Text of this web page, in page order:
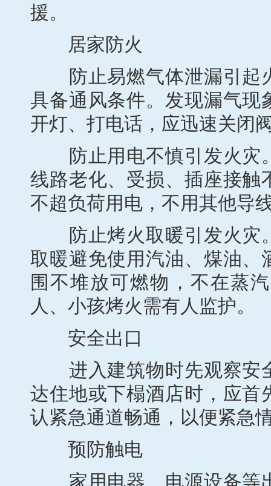
援。
居家防火
防止易燃气体泄漏引起
具备通风条件。发现漏气现
开灯、打电话，应迅速关闭
防止用电不慎引发火灾
线路老化、受损、插座接触
不超负荷用电，不用其他导
防止烤火取暖引发火灾
取暖避免使用汽油、煤油、
围不堆放可燃物，不在蒸
人、小孩烤火需有人监护。
安全出口
进入建筑物时先观察安
达住地或下榻酒店时，应首
认紧急通道畅通，以便紧急
预防触电
家用电器、电源设备等